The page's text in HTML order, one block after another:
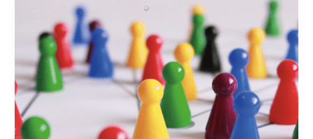
BENEFICIOS
ENFOCARTE
EN
UN
NICHO
PARA
VENDER